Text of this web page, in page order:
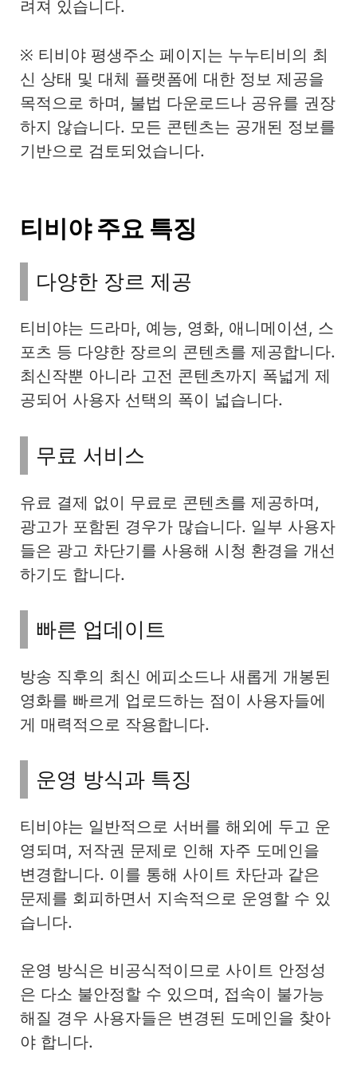
려져 있습니다.
※ 티비야 평생주소 페이지는 누누티비의 최
신 상태 및 대체 플랫폼에 대한 정보 제공을
목적으로 하며, 불법 다운로드나 공유를 권장
하지 않습니다. 모든 콘텐츠는 공개된 정보를
기반으로 검토되었습니다.
티비야 주요 특징
다양한 장르 제공
티비야는 드라마, 예능, 영화, 애니메이션, 스
포츠 등 다양한 장르의 콘텐츠를 제공합니다.
최신작뿐 아니라 고전 콘텐츠까지 폭넓게 제
공되어 사용자 선택의 폭이 넓습니다.
무료 서비스
유료 결제 없이 무료로 콘텐츠를 제공하며,
광고가 포함된 경우가 많습니다. 일부 사용자
들은 광고 차단기를 사용해 시청 환경을 개선
하기도 합니다.
빠른 업데이트
방송 직후의 최신 에피소드나 새롭게 개봉된
영화를 빠르게 업로드하는 점이 사용자들에
게 매력적으로 작용합니다.
운영 방식과 특징
티비야는 일반적으로 서버를 해외에 두고 운
영되며, 저작권 문제로 인해 자주 도메인을
변경합니다. 이를 통해 사이트 차단과 같은
문제를 회피하면서 지속적으로 운영할 수 있
습니다.
운영 방식은 비공식적이므로 사이트 안정성
은 다소 불안정할 수 있으며, 접속이 불가능
해질 경우 사용자들은 변경된 도메인을 찾아
야 합니다.